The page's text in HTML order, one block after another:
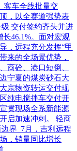
客车全线批量交
，以全赛道强势表
交付签约齐头并进
46.1%。面对宏观
，远程充分发挥“甲
来的全场景优势，
商砼、港口短倒、
宁夏的煤炭砂石大
宗物资转运交付现
纯电搅拌车交付开
贯现场全系新能源
启加速冲刺。 轻商
界 7月，吉利远程
，销量同比增长
。...